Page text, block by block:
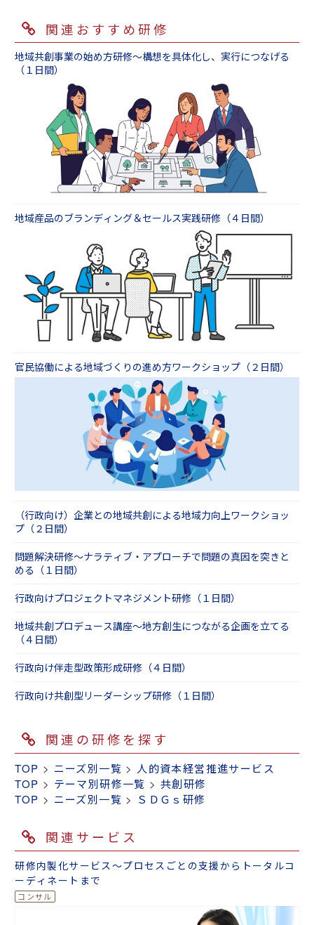
関連おすすめ研修
地域共創事業の始め方研修～構想を具体化し、実行につなげる
（１日間）
地域産品のブランディング＆セールス実践研修（４日間）
官民協働による地域づくりの進め方ワークショップ（２日間）
（行政向け）企業との地域共創による地域力向上ワークショッ
プ（２日間）
問題解決研修～ナラティブ・アプローチで問題の真因を突きと
める（１日間）
行政向けプロジェクトマネジメント研修（１日間）
地域共創プロデュース講座〜地方創生につながる企画を立てる
（４日間）
行政向け伴走型政策形成研修（４日間）
行政向け共創型リーダーシップ研修（１日間）
関連の研修を探す
TOP > ニーズ別一覧 > 人的資本経営推進サービス
TOP > テーマ別研修一覧 >共創研修
TOP > ニーズ別一覧 > ＳＤＧｓ研修
関連サービス
研修内製化サービス～プロセスごとの支援からトータルコ
ーディネートまで